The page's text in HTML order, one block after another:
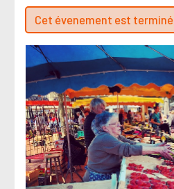
Cet évenement est terminé